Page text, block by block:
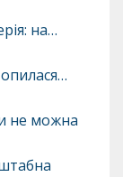
на…
не можна